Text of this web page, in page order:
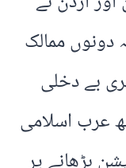
دونوں ممالک
بے دخلی
عرب اسلامی